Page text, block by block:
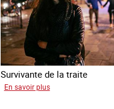
Survivante de la traite
En savoir plussur